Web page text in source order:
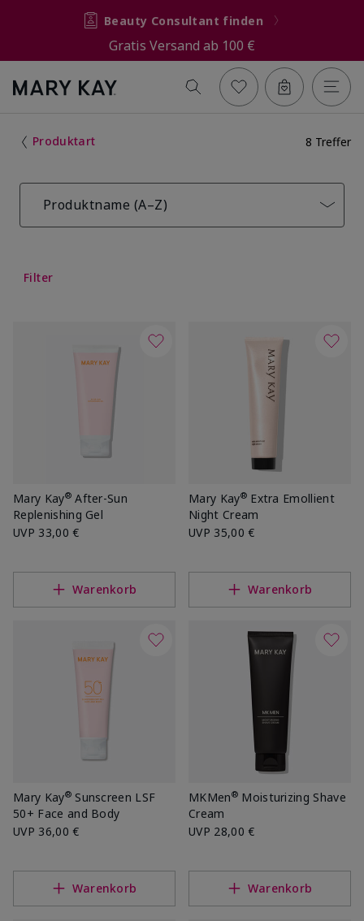
Beauty Consultant finden
Gratis Versand ab 100 €
Produktart 8 Treffer
Produktname (A–Z)
Filter
Mary Kay®After-Sun
Replenishing Gel
UVP 33,00 €
Warenkorb
Mary Kay®Extra Emollient
Night Cream
UVP 35,00 €
Warenkorb
Mary Kay®Sunscreen LSF
50+ Face and Body
UVP 36,00 €
Warenkorb
MKMen®Moisturizing Shave
Cream
UVP 28,00 €
Warenkorb